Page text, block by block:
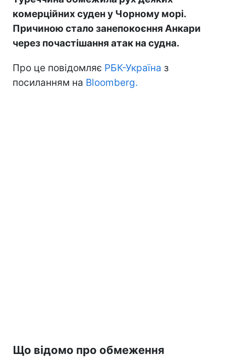
комерційних суден у Чорному морі.
Причиною стало занепокоєння Анкари
через почастішання атак на судна.
Про це повідомляє РБК-Україна з
посиланням на Bloomberg.
Що відомо про обмеження